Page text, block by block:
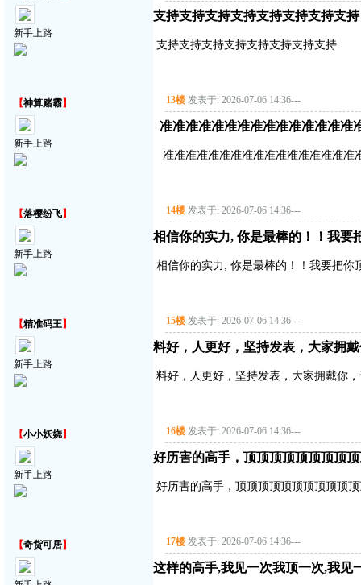
新手上路
支持支持支持支持支持支持支持支持
支持支持支持支持支持支持支持支持
【神算赌霸】
新手上路
13楼 发表于: 2026-07-06 14:36---
准准准准准准准准准准准准准准准
准准准准准准准准准准准准准准准准准
【落樱纷飞】
新手上路
14楼 发表于: 2026-07-06 14:36---
相信你的实力, 你是最棒的！！我要
相信你的实力, 你是最棒的！！我要把你
【精准码王】
新手上路
15楼 发表于: 2026-07-06 14:36---
料好，人更好，坚持发表，大家拥
料好，人更好，坚持发表，大家拥戴你
【小小妖娆】
新手上路
16楼 发表于: 2026-07-06 14:36---
好历害的高手，顶顶顶顶顶顶顶顶
好历害的高手，顶顶顶顶顶顶顶顶顶顶
【奇货可居】 17楼 发表于: 2026-07-06 14:36---
这样的高手,我见一次我顶一次,我见